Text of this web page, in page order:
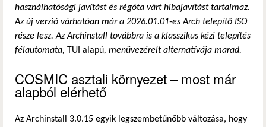
használhatósági javítást és régóta várt hibajavítást tartalmaz.
Az új verzió várhatóan már a 2026.01.01-es Arch telepítő ISO
része lesz. Az Archinstall továbbra is a klasszikus kézi telepítés
félautomata, TUI alapú, menüvezérelt alternatívája marad.
COSMIC asztali környezet – most már
alapból elérhető
Az Archinstall 3.0.15 egyik legszembetűnőbb változása, hogy